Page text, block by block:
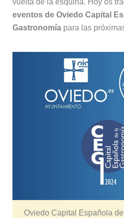
vuelta de la esquina. Hoy os
eventos de Oviedo Capital
Gastronomíapara las
Oviedo Capital Española